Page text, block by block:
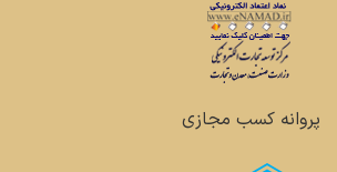
پروانه کسب مجازی